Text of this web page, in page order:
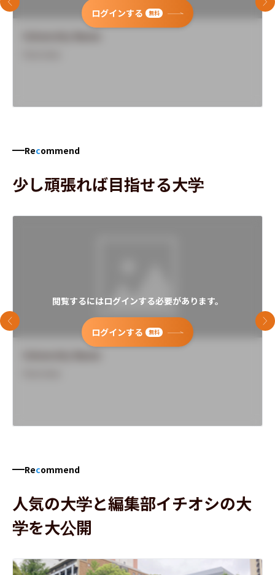
ログインする 無料
前のスライド 次
Recommend
少し頑張れば目指せる大学
閲覧するにはログインする必要があります。
ログインする 無料
前のスライド 次
Recommend
人気の大学と編集部イチオシの大
学を大公開